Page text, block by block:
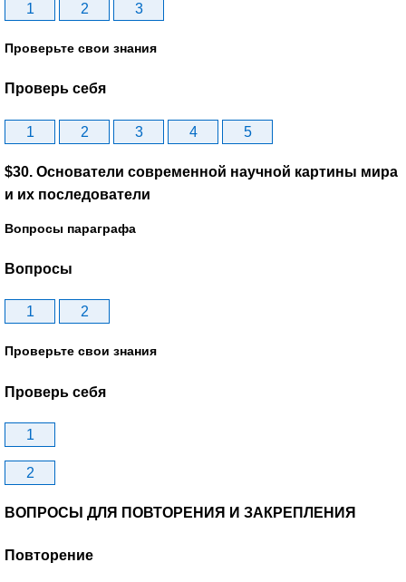
1 2 3
Проверьте свои знания
Проверь себя
1 2 3 4 5
$30. Основатели современной научной картины мира
и их последователи
Вопросы параграфа
Вопросы
1 2
Проверьте свои знания
Проверь себя
1
2
ВОПРОСЫ ДЛЯ ПОВТОРЕНИЯ И ЗАКРЕПЛЕНИЯ
Повторение